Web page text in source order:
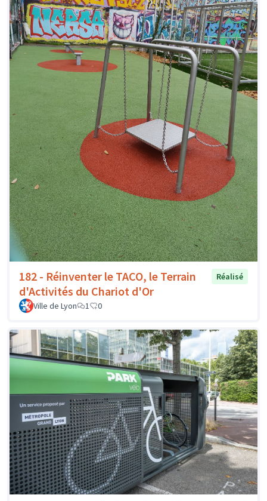
182 - Réinventer le TACO, le Terrain
d'Activités du Chariot d'Or
Réalisé
Ville de Lyon 1 0